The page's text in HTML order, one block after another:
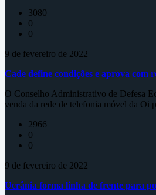
3080
0
0
9 de fevereiro de 2022
Cade define condições e aprova com
O Conselho Administrativo de Defesa
venda da rede de telefonia móvel da Oi
2966
0
0
9 de fevereiro de 2022
Ucrânia forma linha de frente para